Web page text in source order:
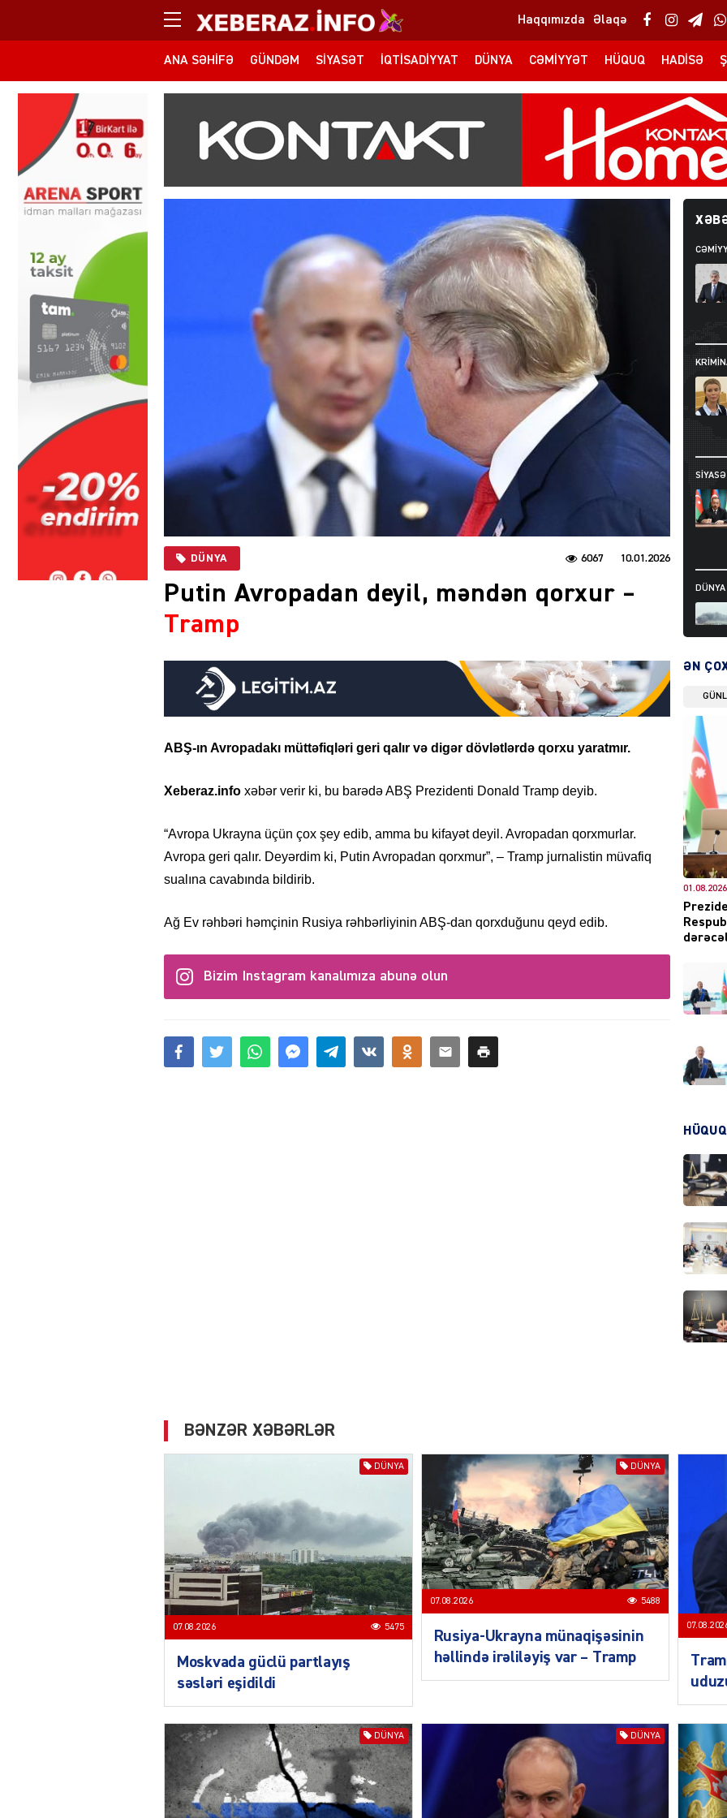
Haqqımızda Əlaqə
ANA SƏHIFƏ GÜNDƏM SIYASƏT İQTISADIYYAT DÜNYA CƏMIYYƏT HÜQUQ HADISƏ
DÜNYA 10.01.2026
6067
Putin Avropadan deyil, məndən qorxur –
Tramp
ABŞ-ın Avropadakı müttəfiqləri geri qalır və digər dövlətlərdə qorxu yaratmır.
Xeberaz.info xəbər verir ki, bu barədə ABŞ Prezidenti Donald Tramp deyib.
“Avropa Ukrayna üçün çox şey edib, amma bu kifayət deyil. Avropadan qorxmurlar.
Avropa geri qalır. Deyərdim ki, Putin Avropadan qorxmur”, – Tramp jurnalistin müvafiq
sualına cavabında bildirib.
Ağ Ev rəhbəri həmçinin Rusiya rəhbərliyinin ABŞ-dan qorxduğunu qeyd edib.
Bizim Instagram kanalımıza abunə olun
DÜNYA
XARİCİ
HADISƏ
SOSIAL
ƏN
01.08.2026
HÜQUQ
BƏNZƏR XƏBƏRLƏR
DÜNYA
07.08.2026 5475
Moskvada güclü partlayış
səsləri eşidildi
DÜNYA
07.08.2026 5488
Rusiya-Ukrayna münaqişəsinin
həllində irəliləyiş var – Tramp
DÜNYA DÜNYA